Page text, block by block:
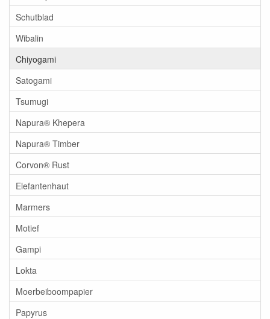
Schutblad
Wibalin
Chiyogami
Satogami
Tsumugi
Napura® Khepera
Napura® Timber
Corvon® Rust
Elefantenhaut
Marmers
Motief
Gampi
Lokta
Moerbeiboompapier
Papyrus